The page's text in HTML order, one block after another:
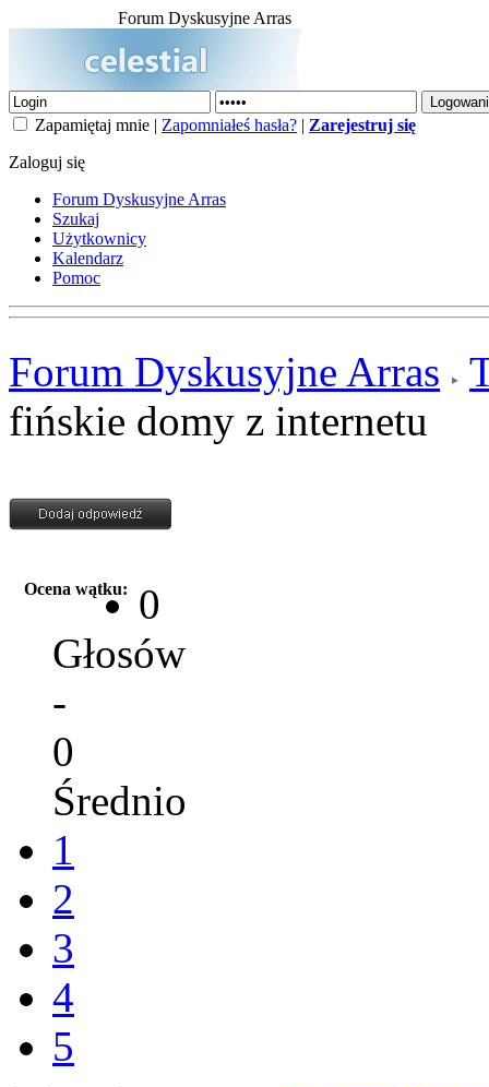
Forum Dyskusyjne Arras
Zapamiętaj mnie | Zapomniałeś hasła? | Zarejestruj się
Zaloguj się
Forum Dyskusyjne Arras
Szukaj
Użytkownicy
Kalendarz
Pomoc
Forum Dyskusyjne Arras
fińskie domy z internetu
Ocena wątku:
0
Głosów
-
0
Średnio
1
2
3
4
5